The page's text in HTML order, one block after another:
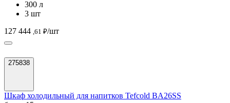
300 л
3 шт
127 444 ,61 ₽/шт
275838
Шкаф холодильный для напитков Tefcold BA26SS